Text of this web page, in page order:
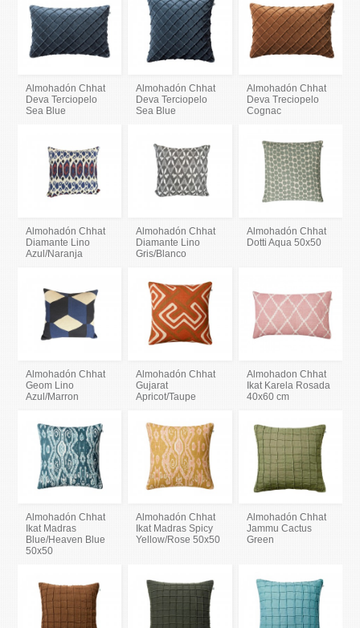
Almohadón Chhat
Deva Terciopelo
Sea Blue
Almohadón Chhat
Deva Terciopelo
Sea Blue
Almohadón Chhat
Deva Treciopelo
Cognac
Almohadón Chhat
Diamante Lino
Azul/Naranja
Almohadón Chhat
Diamante Lino
Gris/Blanco
Almohadón Chhat
Dotti Aqua 50x50
Almohadón Chhat
Geom Lino
Azul/Marron
Almohadón Chhat
Gujarat
Apricot/Taupe
Almohadon Chhat
Ikat Karela Rosada
40x60 cm
Almohadón Chhat
Ikat Madras
Blue/Heaven Blue
50x50
Almohadón Chhat
Ikat Madras Spicy
Yellow/Rose 50x50
Almohadón Chhat
Jammu Cactus
Green